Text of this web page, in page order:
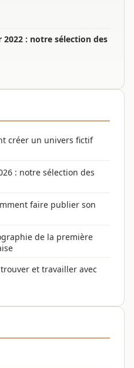
: notre sélection des
créer un univers fictif
: notre sélection des
faire publier son
de la première
et travailler avec